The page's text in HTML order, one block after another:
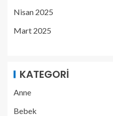
Nisan 2025
Mart 2025
KATEGORI
Anne
Bebek